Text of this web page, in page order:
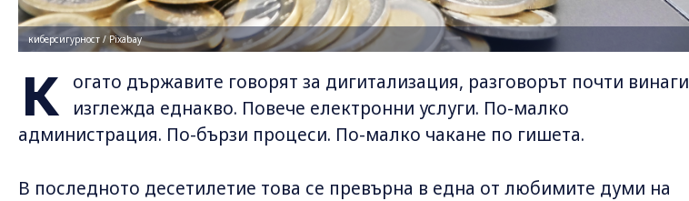
киберсигурност / Pixabay
К
огато държавите говорят за дигитализация, разговорът почти винаги
изглежда еднакво. Повече електронни услуги. По-малко
администрация. По-бързи процеси. По-малко чакане по гишета.
В последното десетилетие това се превърна в една от любимите думи на